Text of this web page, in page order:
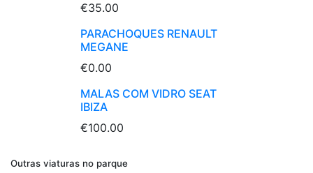
€35.00
PARACHOQUES RENAULT
MEGANE
€0.00
MALAS COM VIDRO SEAT
IBIZA
€100.00
Outras viaturas no parque